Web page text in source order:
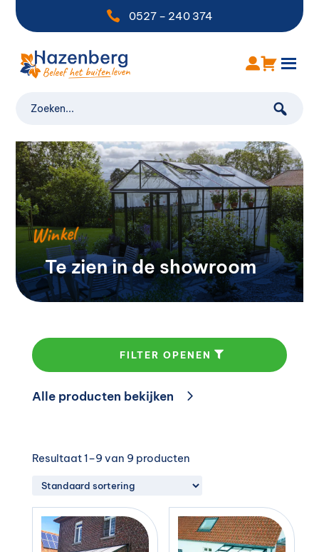
 0527 – 240 374
Winkel
Te zien in de showroom
FILTER OPENEN
Alle producten bekijken
Resultaat 1–9 van 9 producten